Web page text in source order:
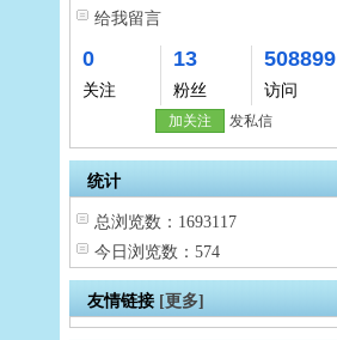
给我留言
0
关注
13
粉丝
508899
访问
加关注 发私信
统计
总浏览数：1693117
今日浏览数：574
友情链接 [更多]